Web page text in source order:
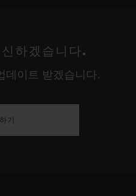
하겠습니다.
데이트 받겠습니다.
기